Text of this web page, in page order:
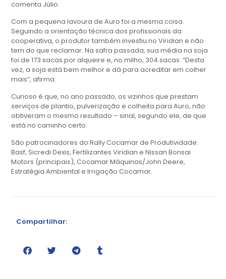
comenta Júlio.
Com a pequena lavoura de Auro foi a mesma coisa.
Seguindo a orientação técnica dos profissionais da
cooperativa, o produtor também investiu no Viridian e não
tem do que reclamar. Na safra passada, sua média na soja
foi de 173 sacas por alqueire e, no milho, 304 sacas. “Desta
vez, a soja está bem melhor e dá para acreditar em colher
mais”, afirma.
Curioso é que, no ano passado, os vizinhos que prestam
serviços de plantio, pulverização e colheita para Auro, não
obtiveram o mesmo resultado – sinal, segundo ele, de que
está no caminho certo.
São patrocinadores do Rally Cocamar de Produtividade:
Basf, Sicredi Dexis, Fertilizantes Viridian e Nissan Bonsai
Motors (principais), Cocamar Máquinas/John Deere,
Estratégia Ambiental e Irrigação Cocamar.
Compartilhar: